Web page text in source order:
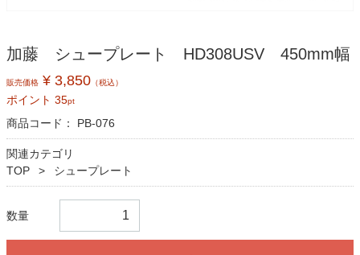
加藤 シュープレート HD308USV 450mm幅
販売価格 ¥ 3,850 （税込）
ポイント 35pt
商品コード： PB-076
関連カテゴリ
TOP
シュープレート
数量